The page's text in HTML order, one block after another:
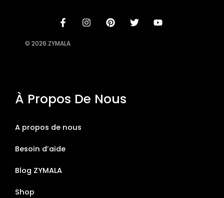
© 2026 ZYMALA
À Propos De Nous
A propos de nous
Besoin d’aide
Blog ZYMALA
Shop